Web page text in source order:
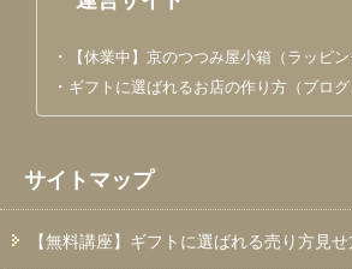
・ 【休業中】京のつつみ屋小箱（ラッピン
・ ギフトに選ばれるお店の作り方（ブログ
サイトマップ
【無料講座】ギフトに選ばれる売り方見